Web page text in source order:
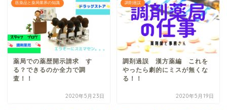
医薬品と薬局業界の知識
薬局での薬歴開示請求 す
る？できるのか全力で調
査！！
2020年5月23日
調剤過誤
調剤過誤 漢方薬編 これを
やったら劇的にミスが無くな
る！！
2020年5月19日